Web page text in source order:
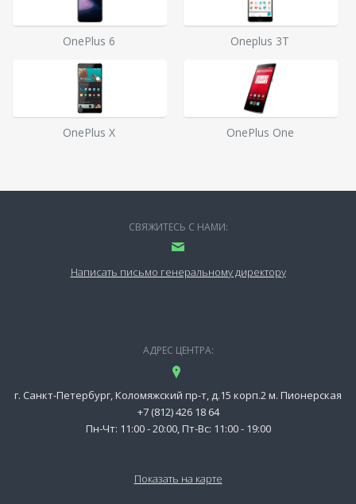
OnePlus 6 Oneplus 3T
OnePlus X OnePlus One
СВЯЖИТЕСЬ С НАМИ:
Написать письмо генеральному директору
АДРЕС ЦЕНТРА:
г. Санкт-Петербург, Коломяжский пр-т, д.15 корп.2 м. Пионерская
+7 (812) 426 18 64
Пн-Чт: 11:00 - 20:00, Пт-Вс: 11:00 - 19:00
Показать на карте